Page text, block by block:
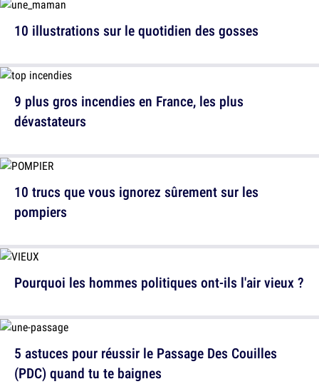
10 illustrations sur le quotidien des gosses
10 trucs que vous ignorez sûrement sur les
pompiers
5 astuces pour réussir le Passage Des Couilles
(PDC) quand tu te baignes
9 plus gros incendies en France, les plus
dévastateurs
Pourquoi les hommes politiques ont-ils l'air vieux ?